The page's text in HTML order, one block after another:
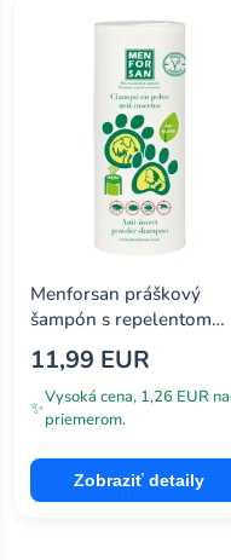
Menforsan práškový
šampón s repelentom
250 g
11,99 EUR
✨Vysoká cena, 1,26 EUR
priemerom.
Zobraziť detaily